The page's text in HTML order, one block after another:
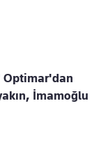
Optimar'dan
İmamoğlu